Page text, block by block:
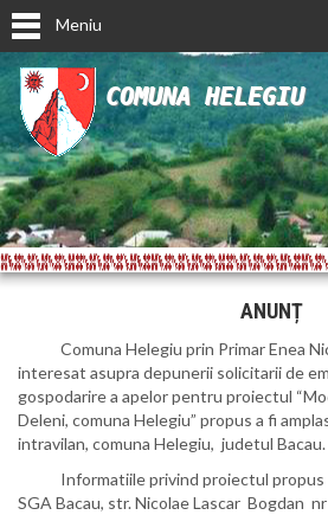
Meniu
COMUNA HELEGIU
ANUNȚ
Comuna Helegiu prin Primar Enea
interesat asupra depunerii solicitarii de
gospodarire a apelor pentru proiectul
Deleni, comuna Helegiu” propus a fi
intravilan, comuna Helegiu, judetul Bacau.
Informatiile privind proiectul propus
SGA Bacau, str.Nicolae Lascar Bogdan